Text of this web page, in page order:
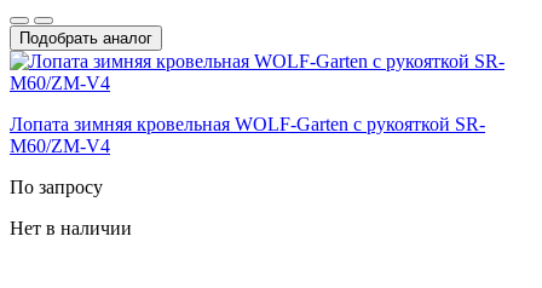
Подобрать аналог
Лопата зимняя кровельная WOLF-Garten с рукояткой SR-
M60/ZM-V4
По запросу
Нет в наличии